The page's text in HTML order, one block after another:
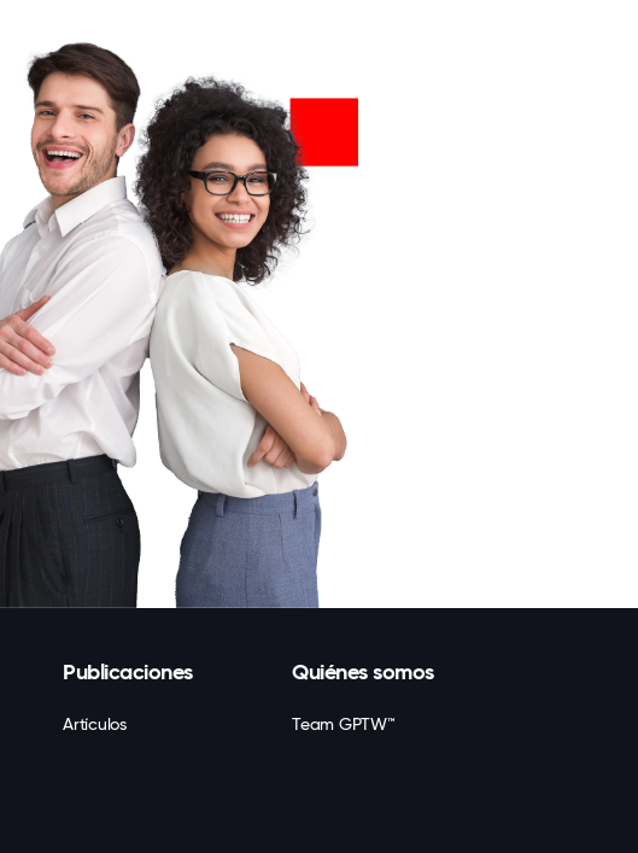
Publicaciones
Artículos
Quiénes somos
Team GPTW™